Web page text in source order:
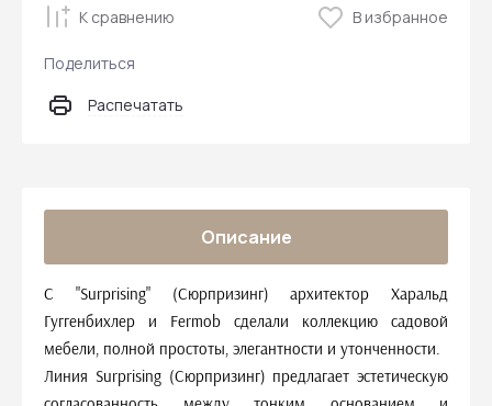
К сравнению В избранное
Поделиться
Распечатать
Описание
С "Surprising" (Сюрпризинг) архитектор Харальд
Гуггенбихлер и Fermob сделали коллекцию садовой
мебели, полной простоты, элегантности и утонченности.
Линия Surprising (Сюрпризинг) предлагает эстетическую